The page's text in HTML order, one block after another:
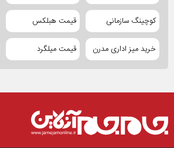
کوچینگ سازمانی قیمت هبلکس
خرید میز اداری مدرن قیمت میلگرد